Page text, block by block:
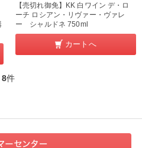
【売切れ御免】KK 白ワイン デ・ロ
ーチ ロシアン・リヴァー・ヴァレ
ー シャルドネ 750ml
カートへ
8件